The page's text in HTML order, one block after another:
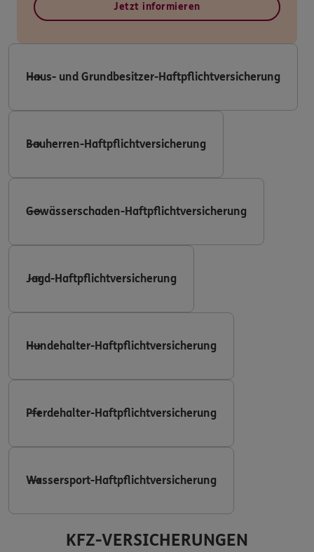
Jetzt informieren
Haus- und Grundbesitzer-Haftpflichtversicherung
Bauherren-Haftpflichtversicherung
Gewässerschaden-Haftpflichtversicherung
Jagd-Haftpflichtversicherung
Hundehalter-Haftpflichtversicherung
Pferdehalter-Haftpflichtversicherung
Wassersport-Haftpflichtversicherung
KFZ-VERSICHERUNGEN